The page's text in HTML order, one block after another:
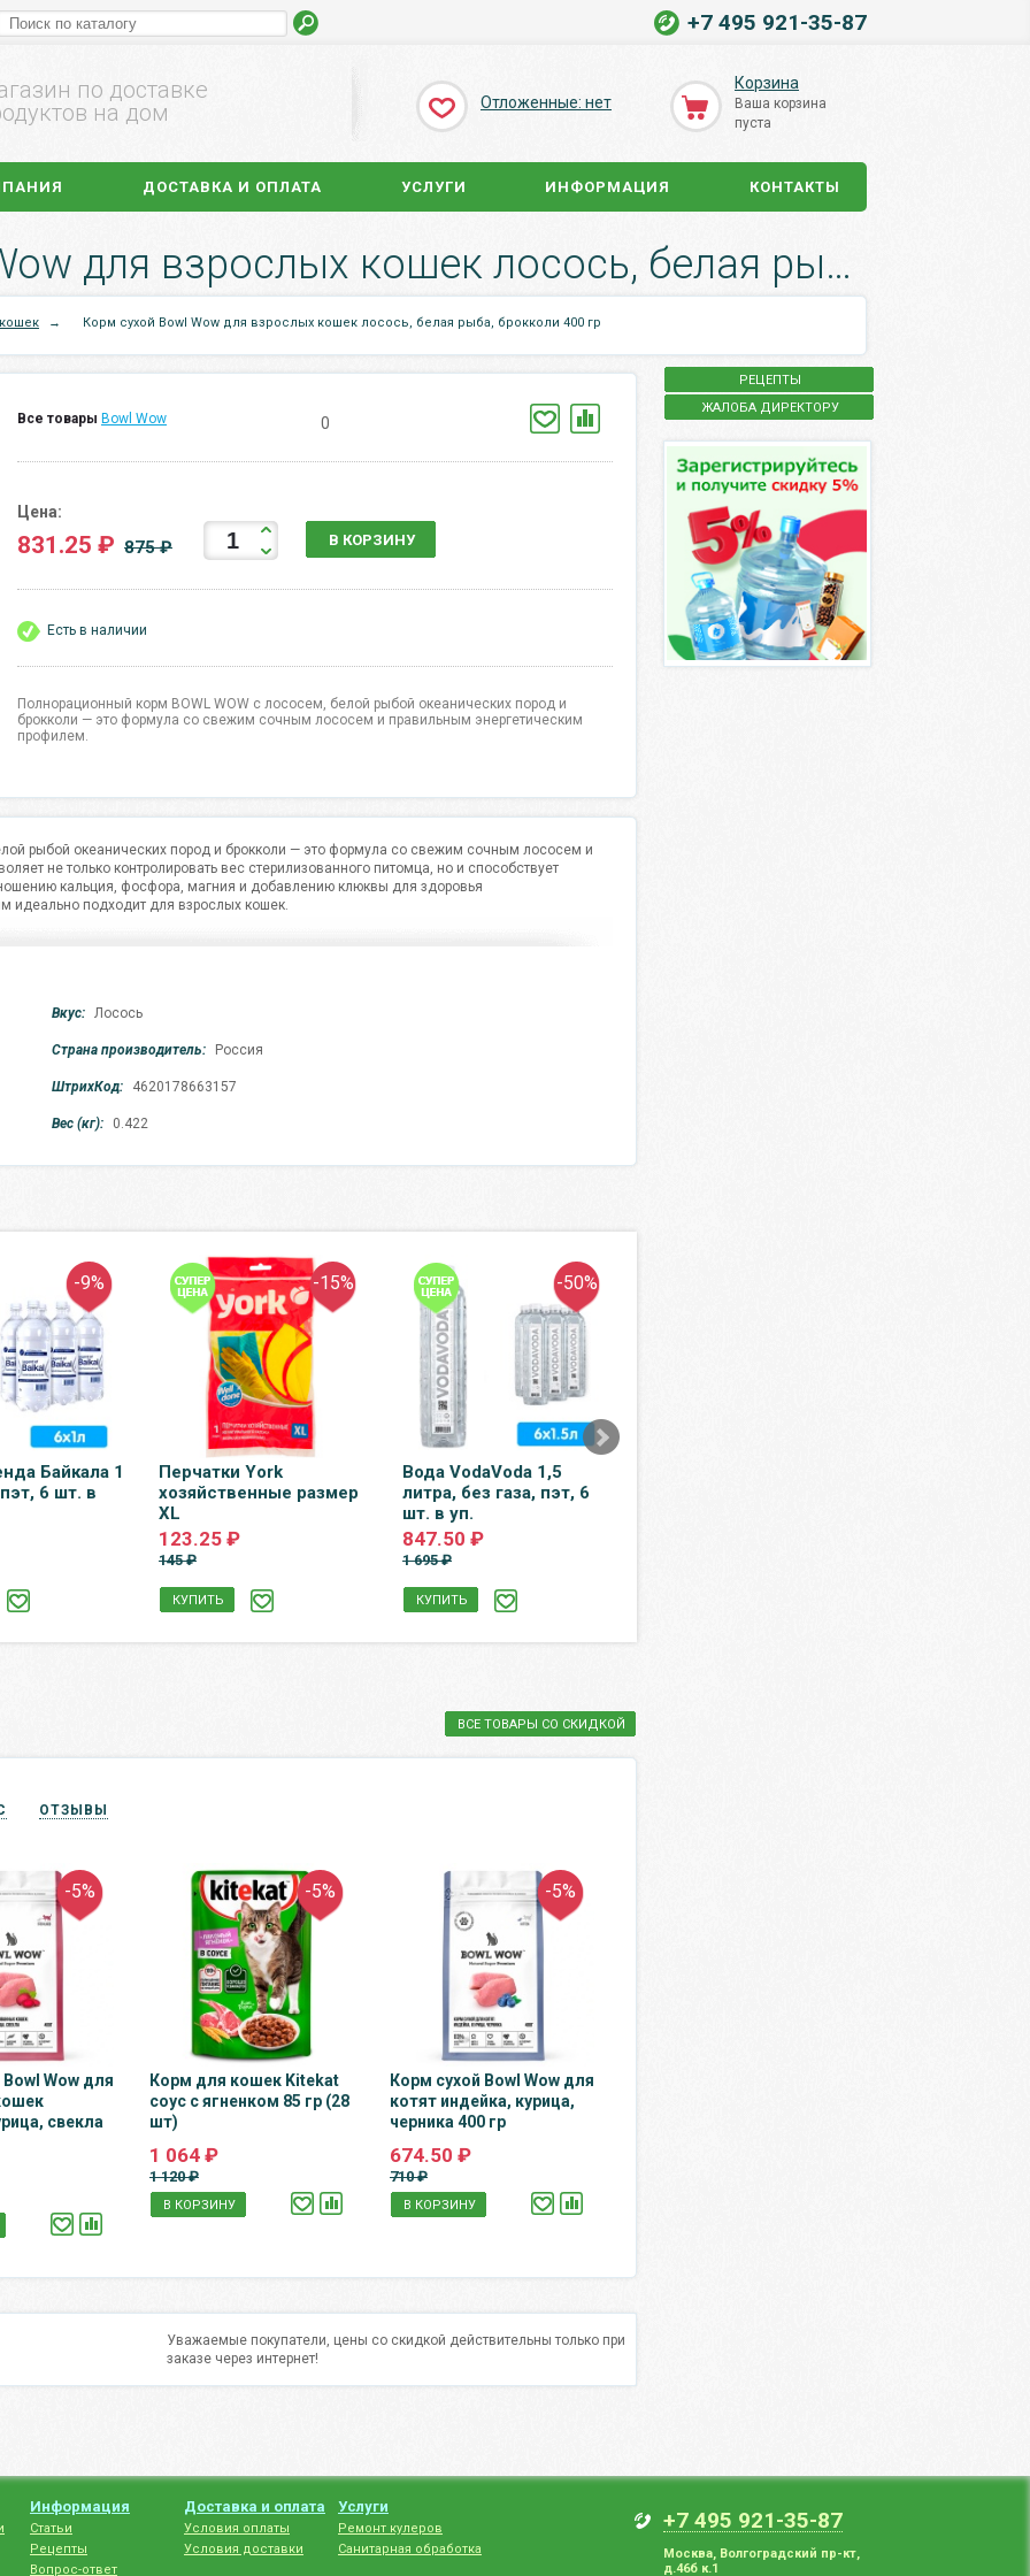
+7 495 921-35-87
по доставке
на дом
Отложенные: нет
Корзина
Ваша корзина
пуста
ДОСТАВКА И ОПЛАТА УСЛУГИ ИНФОРМАЦИЯ КОНТАКТЫ
Корм сухой Bowl Wow для взрослых кошек лосось, белая рыба, брокколи 400 гр.
→ Корм сухой Bowl Wow для взрослых кошек лосось, белая рыба, брокколи 400 гр
Все товары Bowl Wow 0
Цена:
831.25 ₽ 875 ₽ В КОРЗИНУ
Есть в наличии
Полнорационный корм BOWL WOW с лососем, белой рыбой океанических пород и
брокколи — это формула со свежим сочным лососем и правильным энергетическим
профилем.
рыбой океанических пород и брокколи — это формула со свежим сочным лососем и
не только контролировать вес стерилизованного питомца, но и способствует
кальция, фосфора, магния и добавлению клюквы для здоровья
идеально подходит для взрослых кошек.
Вкус: Лосось
Страна производитель: Россия
ШтрихКод: 4620178663157
Вес (кг): 0.422
-9%
Байкала 1
6 шт. в
-15%
Перчатки York
хозяйственные размер
XL
123.25 ₽
145 ₽
КУПИТЬ
-50%
Вода VodaVoda 1,5
литра, без газа, пэт, 6
шт. в уп.
847.50 ₽
1 695 ₽
КУПИТЬ
ВСЕ ТОВАРЫ СО СКИДКОЙ
ОТЗЫВЫ
-5%
Wow для
свекла
-5%
Корм для кошек Kitekat
соус с ягненком 85 гр (28
шт)
1 064 ₽
1 120 ₽
В КОРЗИНУ
-5%
Корм сухой Bowl Wow для
котят индейка, курица,
черника 400 гр
674.50 ₽
710 ₽
В КОРЗИНУ
Уважаемые покупатели, цены со скидкой действительны только при
заказе через интернет!
РЕЦЕПТЫ
ЖАЛОБА ДИРЕКТОРУ
Информация
Статьи
Рецепты
Вопрос-ответ
Доставка и оплата
Условия оплаты
Условия доставки
Услуги
Ремонт кулеров
Санитарная обработка
+7 495 921-35-87
Москва, Волгоградский пр-кт,
д.46б к.1